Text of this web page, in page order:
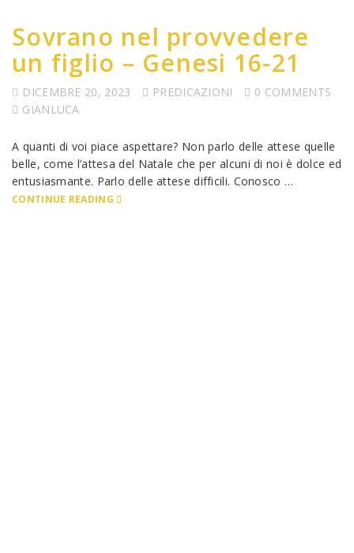
Sovrano nel provvedere
un figlio – Genesi 16-21
DICEMBRE 20, 2023 PREDICAZIONI
0 COMMENTS
GIANLUCA
A quanti di voi piace aspettare? Non parlo delle attese quelle
belle, come l’attesa del Natale che per alcuni di noi è dolce ed
entusiasmante. Parlo delle attese difficili. Conosco …
CONTINUE READING